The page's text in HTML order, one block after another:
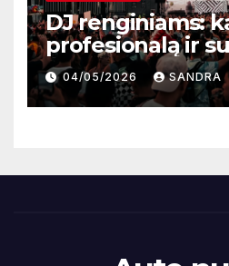
DJ renginiams:
profesionalą ir
nepamirštamą
04/05/2026 SANDRA